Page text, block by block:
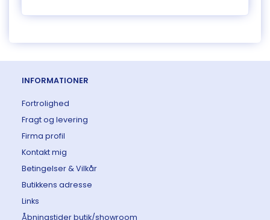
INFORMATIONER
Fortrolighed
Fragt og levering
Firma profil
Kontakt mig
Betingelser & Vilkår
Butikkens adresse
Links
Åbningstider butik/showroom